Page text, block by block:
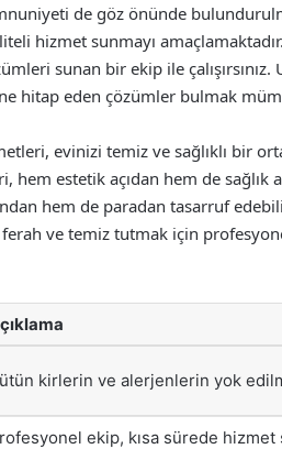
de göz önünde
hizmet sunmayı
sunan bir ekip ile
hitap eden çözümler bulmak
evinizi temiz ve sağlıklı bir
hem estetik açıdan hem de sağlık
hem de paradan tasarruf
ve temiz tutmak için
kirlerin ve alerjenlerin yok
ekip, kısa sürede hizmet